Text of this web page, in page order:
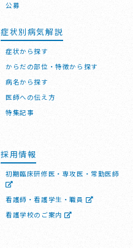
公募
症状別病気解説
症状から探す
からだの部位・特徴から探す
病名から探す
医師への伝え方
特集記事
採用情報
初期臨床研修医・専攻医・常勤医師
看護師・看護学生・職員
看護学校のご案内